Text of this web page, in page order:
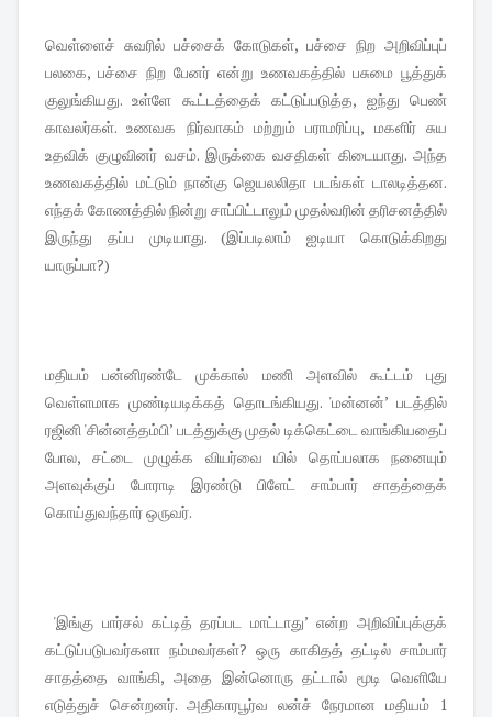
வெள்ளைச் சுவரில் பச்சைக் கோடுகள், பச்சை நிற அறிவிப்புப்
பலகை, பச்சை நிற பேனர் என்று உணவகத்தில் பசுமை பூத்துக்
குலுங்கியது. உள்ளே கூட்டத்தைக் கட்டுப்படுத்த, ஐந்து பெண்
காவலர்கள். உணவக நிர்வாகம் மற்றும் பராமரிப்பு, மகளிர் சுய
உதவிக் குழுவினர் வசம். இருக்கை வசதிகள் கிடையாது. அந்த
உணவகத்தில் மட்டும் நான்கு ஜெயலலிதா படங்கள் டாலடித்தன.
எந்தக் கோணத்தில் நின்று சாப்பிட்டாலும் முதல்வரின் தரிசனத்தில்
இருந்து தப்ப முடியாது. (இப்படிலாம் ஐடியா கொடுக்கிறது
யாருப்பா?)
மதியம் பன்னிரண்டே முக்கால் மணி அளவில் கூட்டம் புது
வெள்ளமாக முண்டியடிக்கத் தொடங்கியது. 'மன்னன்’ படத்தில்
ரஜினி 'சின்னத்தம்பி’ படத்துக்கு முதல் டிக்கெட்டை வாங்கியதைப்
போல, சட்டை முழுக்க வியர்வை யில் தொப்பலாக நனையும்
அளவுக்குப் போராடி இரண்டு பிளேட் சாம்பார் சாதத்தைக்
கொய்துவந்தார் ஒருவர்.
'இங்கு பார்சல் கட்டித் தரப்பட மாட்டாது’ என்ற அறிவிப்புக்குக்
கட்டுப்படுபவர்களா நம்மவர்கள்? ஒரு காகிதத் தட்டில் சாம்பார்
சாதத்தை வாங்கி, அதை இன்னொரு தட்டால் மூடி வெளியே
எடுத்துச் சென்றனர். அதிகாரபூர்வ லன்ச் நேரமான மதியம் 1